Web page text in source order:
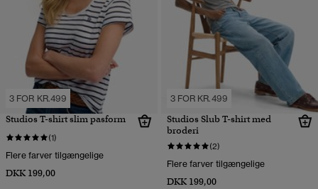
3 FOR KR.499
Studios T-shirt slim pasform
(1)
Flere farver tilgængelige
DKK 199,00
3 FOR KR.499
Studios Slub T-shirt med
broderi
(2)
Flere farver tilgængelige
DKK 199,00